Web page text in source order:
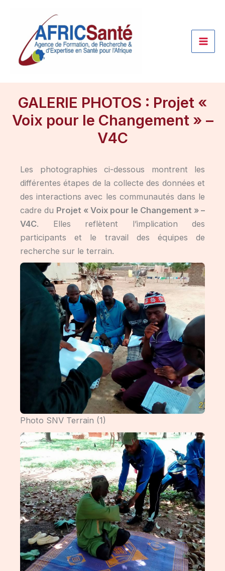
GALERIE PHOTOS : Projet «
Voix pour le Changement » –
V4C
Les photographies ci-dessous montrent les
différentes étapes de la collecte des données et
des interactions avec les communautés dans le
cadre du Projet « Voix pour le Changement » –
V4C. Elles reflètent l’implication des
participants et le travail des équipes de
recherche sur le terrain.
Photo SNV Terrain (1)